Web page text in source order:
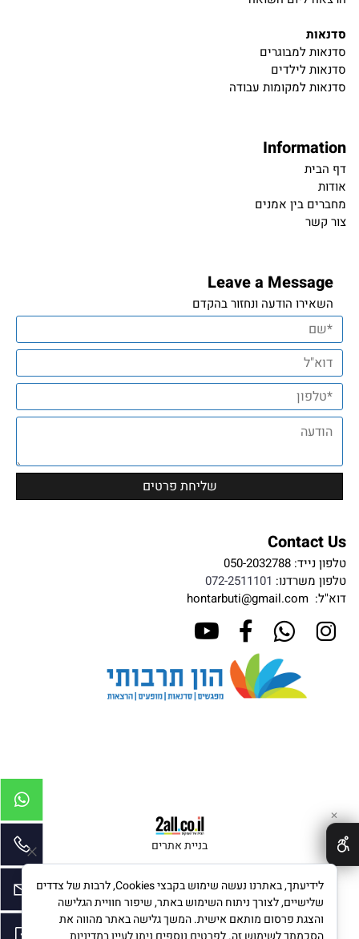
סדנאות
סדנאות למבוגרים
סדנאות לילדים
סדנאות למקומות עבודה
Information
דף הבית
אודות
מחברים בין אמנים
צור קשר
Leave a Message
השאירו הודעה ונחזור בהקדם
Contact Us
טלפון נייד: 050-2032788
טלפון משרדנו: 072-2511101
דוא"ל: hontarbuti@gmail.com
בניית אתרים
✕
לידיעתך, באתרנו נעשה שימוש בקבצי Cookies, לרבות של צדדים
שלישיים, לצורך ניתוח השימוש באתר, שיפור חוויית הגלישה
והצגת פרסום מותאם אישית. המשך גלישה באתר מהווה את